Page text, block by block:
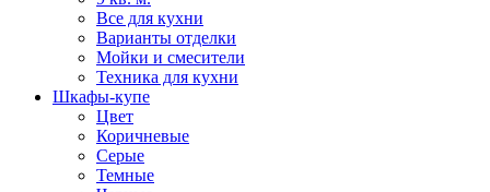
Все для кухни
Варианты отделки
Мойки и смесители
Техника для кухни
Шкафы-купе
Цвет
Коричневые
Серые
Темные